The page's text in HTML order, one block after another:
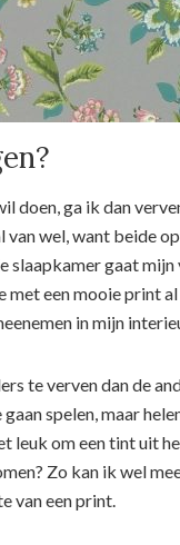
doen, ga ik dan
van wel, want beide
slaapkamer gaat
een mooie print
in mijn
te verven dan de
spelen, maar
leuk om een tint uit
Zo kan ik wel
van een print.